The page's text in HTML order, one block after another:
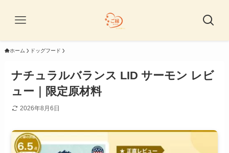
ホーム ドッグフード
ナチュラルバランス LID サーモン レビ
ュー｜限定原材料
2026年8月6日